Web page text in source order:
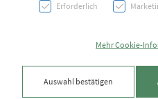
Erforderlich
Mehr Cookie-
Auswahl bestätigen